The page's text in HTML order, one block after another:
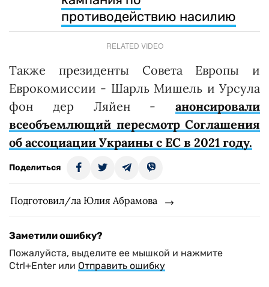
противодействию насилию
RELATED VIDEO
Также президенты Совета Европы и
Еврокомиссии - Шарль Мишель и Урсула
фон дер Ляйен - анонсировали
всеобъемлющий пересмотр Соглашения
об ассоциации Украины с ЕС в 2021 году.
Поделиться
Подготовил/ла Юлия Абрамова
Заметили ошибку?
Пожалуйста, выделите ее мышкой и нажмите
Ctrl+Enter или Отправить ошибку